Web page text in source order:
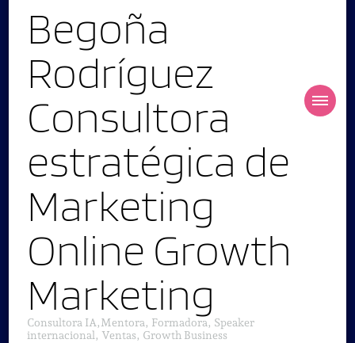
Begoña
Rodríguez
Consultora
estratégica de
Marketing
Online Growth
Marketing
Consultora IA,Mentora, Formadora, Speaker
internacional, Ventas, Growth Business